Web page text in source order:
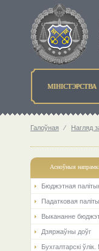
МIНIСТЭРСТВА
Галоўная ⁄ Нагляд
Асноўныя напрамкi
Бюджэтная
Падатковая
Выкананне
Дзяржаўны доўг
Бухгалтарскі